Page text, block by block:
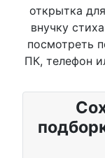
открытка
внучку
посмотреть
ПК, телефон